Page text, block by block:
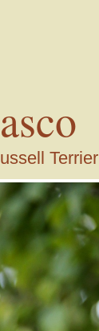
Terrier